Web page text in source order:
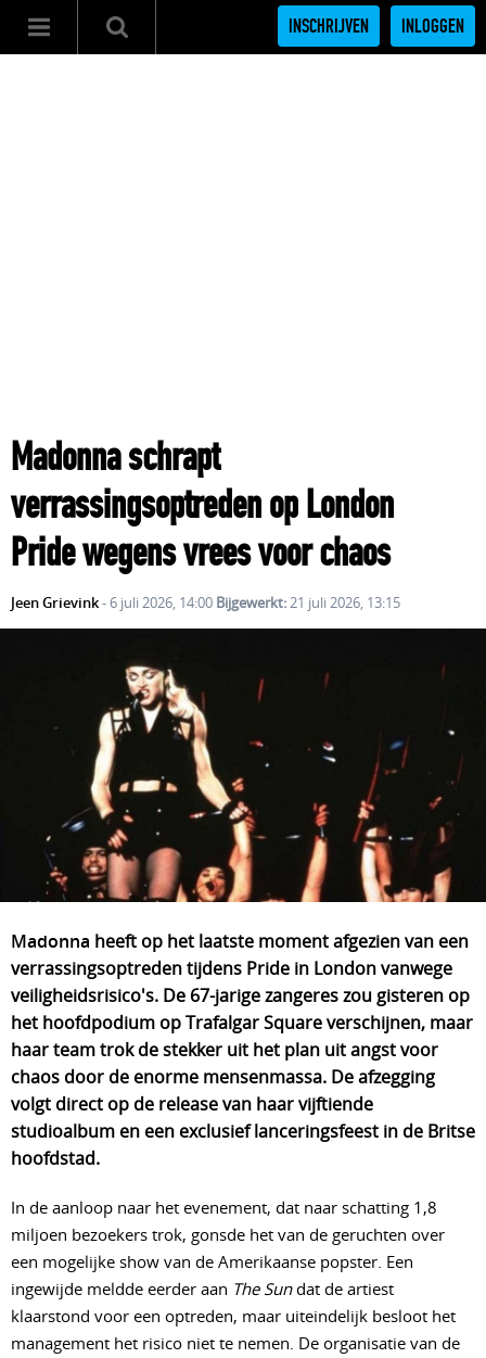
INSCHRIJVEN INLOGGEN
Madonna schrapt
verrassingsoptreden op London
Pride wegens vrees voor chaos
Jeen Grievink- 6 juli 2026, 14:00 Bijgewerkt:21 juli 2026, 13:15
Madonna heeft op het laatste moment afgezien van een
verrassingsoptreden tijdens Pride in London vanwege
veiligheidsrisico's. De 67-jarige zangeres zou gisteren op
het hoofdpodium op Trafalgar Square verschijnen, maar
haar team trok de stekker uit het plan uit angst voor
chaos door de enorme mensenmassa. De afzegging
volgt direct op de release van haar vijftiende
studioalbum en een exclusief lanceringsfeest in de Britse
hoofdstad.
In de aanloop naar het evenement, dat naar schatting 1,8
miljoen bezoekers trok, gonsde het van de geruchten over
een mogelijke show van de Amerikaanse popster. Een
ingewijde meldde eerder aan The Sundat de artiest
klaarstond voor een optreden, maar uiteindelijk besloot het
management het risico niet te nemen. De organisatie van de